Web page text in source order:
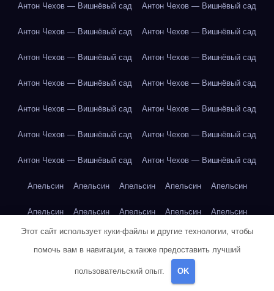
Антон Чехов — Вишнёвый сад Антон Чехов — Вишнёвый сад
Антон Чехов — Вишнёвый сад Антон Чехов — Вишнёвый сад
Антон Чехов — Вишнёвый сад Антон Чехов — Вишнёвый сад
Антон Чехов — Вишнёвый сад Антон Чехов — Вишнёвый сад
Антон Чехов — Вишнёвый сад Антон Чехов — Вишнёвый сад
Антон Чехов — Вишнёвый сад Антон Чехов — Вишнёвый сад
Антон Чехов — Вишнёвый сад Антон Чехов — Вишнёвый сад
Апельсин Апельсин Апельсин Апельсин Апельсин
Апельсин Апельсин Апельсин Апельсин Апельсин
Апельсин Арбуз Арбуз Арбуз Арбуз Арбуз Арбуз
Арбуз Арбуз
Этот сайт использует куки-файлы и другие технологии, чтобы
помочь вам в навигации, а также предоставить лучший
пользовательский опыт. OK